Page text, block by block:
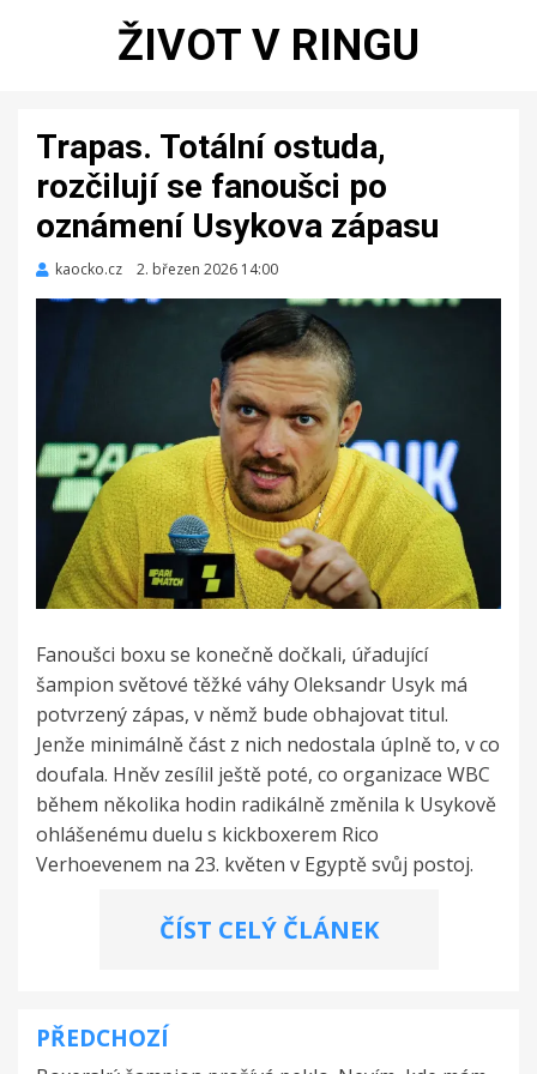
ŽIVOT V RINGU
Trapas. Totální ostuda,
rozčilují se fanoušci po
oznámení Usykova zápasu
kaocko.cz
Zveřejněno
2. březen 2026 14:00
Fanoušci boxu se konečně dočkali, úřadující
šampion světové těžké váhy Oleksandr Usyk má
potvrzený zápas, v němž bude obhajovat titul.
Jenže minimálně část z nich nedostala úplně to, v co
doufala. Hněv zesílil ještě poté, co organizace WBC
během několika hodin radikálně změnila k Usykově
ohlášenému duelu s kickboxerem Rico
Verhoevenem na 23. květen v Egyptě svůj postoj.
ČÍST CELÝ ČLÁNEK
Navigace
PŘEDCHOZÍ